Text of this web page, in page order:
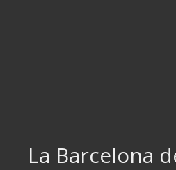
La Barcelona